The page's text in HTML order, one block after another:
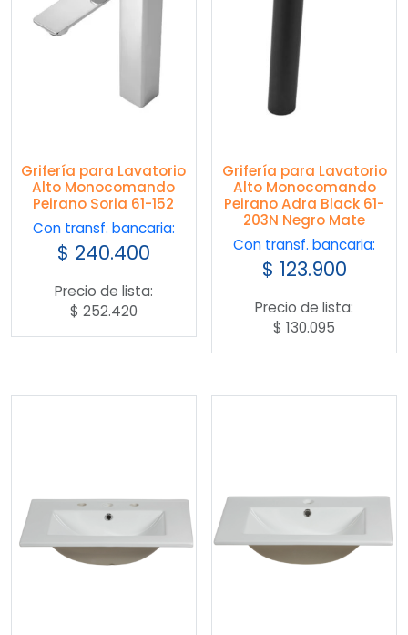
Grifería para Lavatorio
Alto Monocomando
Peirano Soria 61-152
Con transf. bancaria:
$ 240.400
Precio de lista:
$ 252.420
Grifería para Lavatorio
Alto Monocomando
Peirano Adra Black 61-
203N Negro Mate
Con transf. bancaria:
$ 123.900
Precio de lista:
$ 130.095